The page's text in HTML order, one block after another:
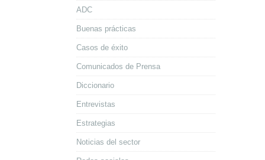
ADC
Buenas prácticas
Casos de éxito
Comunicados de Prensa
Diccionario
Entrevistas
Estrategias
Noticias del sector